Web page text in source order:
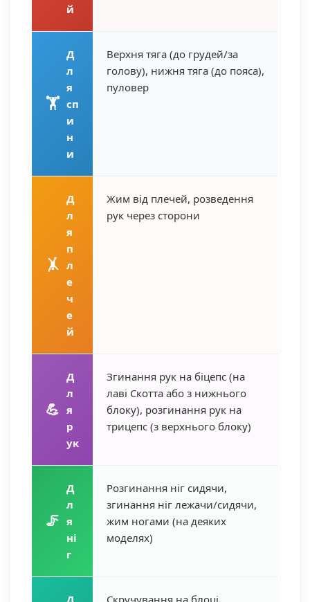
й
🏋️
Д
л
я
сп
и
н
и
Верхня тяга (до грудей/за
голову), нижня тяга (до пояса),
пуловер
🤸
Д
л
я
п
л
е
ч
е
й
Жим від плечей, розведення
рук через сторони
💪
Д
л
я
р
ук
Згинання рук на біцепс (на
лаві Скотта або з нижнього
блоку), розгинання рук на
трицепс (з верхнього блоку)
🦵
Д
л
я
ні
г
Розгинання ніг сидячи,
згинання ніг лежачи/сидячи,
жим ногами (на деяких
моделях)
Д
Скручування на блоці,